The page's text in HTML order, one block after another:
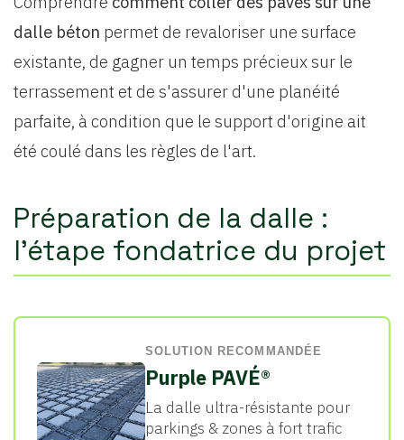
dalle béton permet de revaloriser une surface
existante, de gagner un temps précieux sur le
terrassement et de s'assurer d'une planéité
parfaite, à condition que le support d'origine ait
été coulé dans les règles de l'art.
Préparation de la dalle :
l'étape fondatrice du projet
SOLUTION RECOMMANDÉE
Purple PAVÉ®
La dalle ultra-résistante pour
parkings & zones à fort trafic